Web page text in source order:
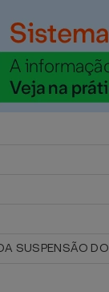
SUSPENSÃO